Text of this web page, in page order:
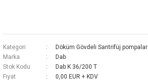
Kategori
Döküm Gövdeli Santrifüj pompalar
Marka
Dab
Stok Kodu
Dab K 36/200 T
Fiyat
0,00 EUR + KDV